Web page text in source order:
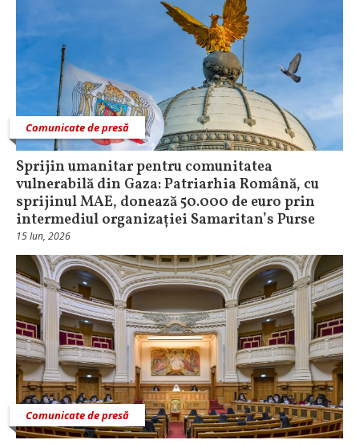
Comunicate de presă
Sprijin umanitar pentru comunitatea
vulnerabilă din Gaza: Patriarhia Română, cu
sprijinul MAE, donează 50.000 de euro prin
intermediul organizației Samaritan’s Purse
15 Iun, 2026
Comunicate de presă